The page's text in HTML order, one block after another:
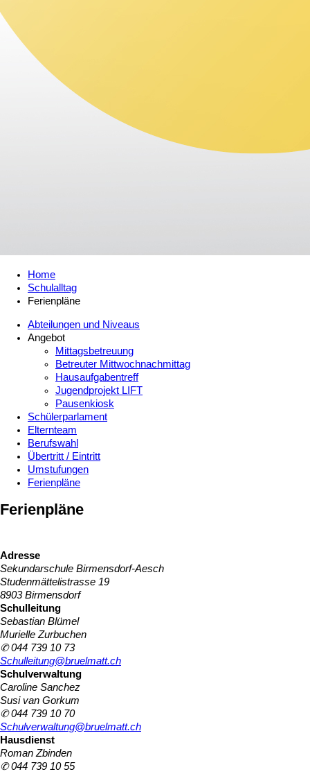
Home
Schulalltag
Ferienpläne
Abteilungen und Niveaus
Angebot
Mittagsbetreuung
Betreuter Mittwochnachmittag
Hausaufgabentreff
Jugendprojekt LIFT
Pausenkiosk
Schülerparlament
Elternteam
Berufswahl
Übertritt / Eintritt
Umstufungen
Ferienpläne
Ferienpläne
Adresse
Sekundarschule Birmensdorf-Aesch
Studenmättelistrasse 19
8903 Birmensdorf
Schulleitung
Sebastian Blümel
Murielle Zurbuchen
✆ 044 739 10 73
Schulleitung@bruelmatt.ch
Schulverwaltung
Caroline Sanchez
Susi van Gorkum
✆ 044 739 10 70
Schulverwaltung@bruelmatt.ch
Hausdienst
Roman Zbinden
✆ 044 739 10 55